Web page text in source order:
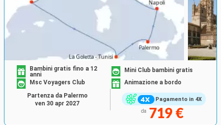
Pagamento in 4X
Bambini gratis fino a 12
anni
Mini Club bambini gratis
Msc Voyagers Club
Animazione a bordo
da 719 €
Partenza da Palermo
ven 30 apr 2027